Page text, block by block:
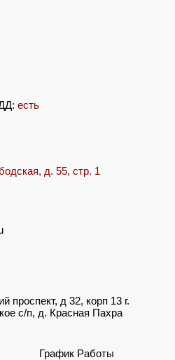
есть
д. 55, стр. 1
проспект, д 32, корп 13 г.
с/п, д. Красная Пахра
График Работы